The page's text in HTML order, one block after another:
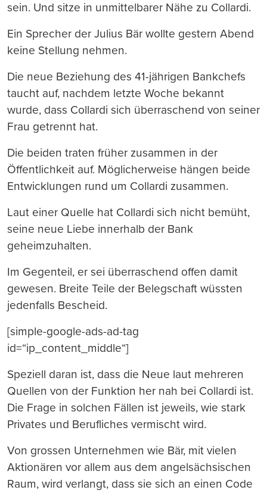
sein. Und sitze in unmittelbarer Nähe zu Collardi.
Ein Sprecher der Julius Bär wollte gestern Abend
keine Stellung nehmen.
Die neue Beziehung des 41-jährigen Bankchefs
taucht auf, nachdem letzte Woche bekannt
wurde, dass Collardi sich überraschend von seiner
Frau getrennt hat.
Die beiden traten früher zusammen in der
Öffentlichkeit auf. Möglicherweise hängen beide
Entwicklungen rund um Collardi zusammen.
Laut einer Quelle hat Collardi sich nicht bemüht,
seine neue Liebe innerhalb der Bank
geheimzuhalten.
Im Gegenteil, er sei überraschend offen damit
gewesen. Breite Teile der Belegschaft wüssten
jedenfalls Bescheid.
[simple-google-ads-ad-tag
id=“ip_content_middle“]
Speziell daran ist, dass die Neue laut mehreren
Quellen von der Funktion her nah bei Collardi ist.
Die Frage in solchen Fällen ist jeweils, wie stark
Privates und Berufliches vermischt wird.
Von grossen Unternehmen wie Bär, mit vielen
Aktionären vor allem aus dem angelsächsischen
Raum, wird verlangt, dass sie sich an einen Code